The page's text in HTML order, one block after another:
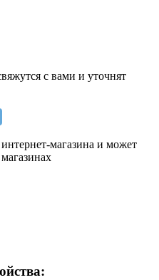
с вами и уточнят
магазина и может